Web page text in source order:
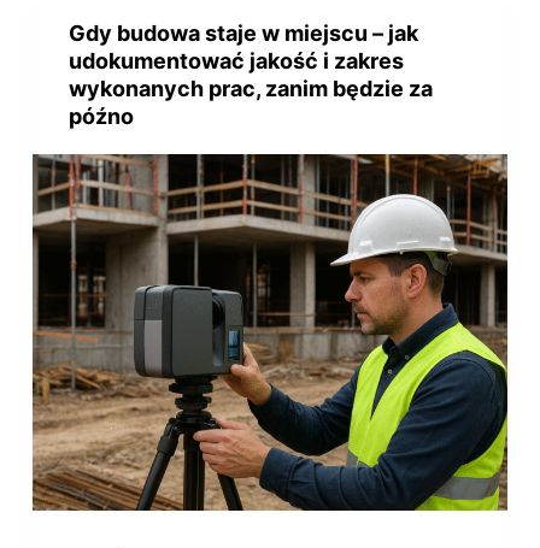
Gdy budowa staje w miejscu – jak
udokumentować jakość i zakres
wykonanych prac, zanim będzie za
późno